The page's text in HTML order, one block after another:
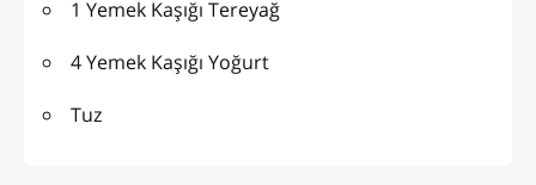
1 Yemek Kaşığı Tereyağ
4 Yemek Kaşığı Yoğurt
Tuz